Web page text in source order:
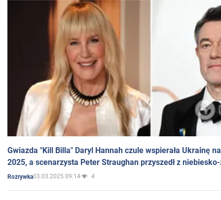
Gwiazda "Kill Billa" Daryl Hannah czule wspierała Ukrainę
2025, a scenarzysta Peter Straughan przyszedł z
Rozrywka03.03.2025 09:14 4